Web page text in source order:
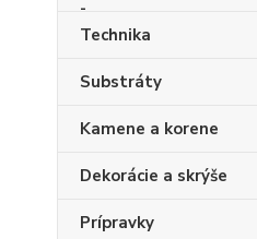
Technika
Substráty
Kamene a korene
Dekorácie a skrýše
Prípravky